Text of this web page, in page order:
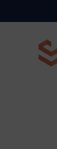
al